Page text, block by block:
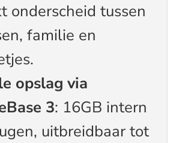
onderscheid tussen
familie en
opslag via
3: 16GB intern
uitbreidbaar tot